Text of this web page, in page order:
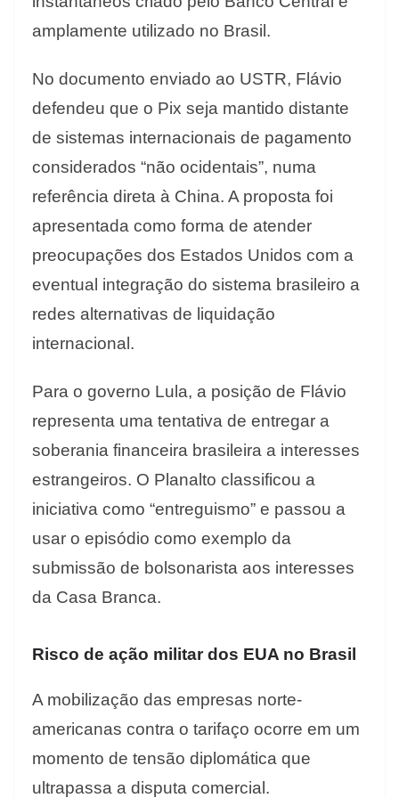
amplamente utilizado no Brasil.
No documento enviado ao USTR, Flávio
defendeu que o Pix seja mantido distante
de sistemas internacionais de pagamento
considerados “não ocidentais”, numa
referência direta à China. A proposta foi
apresentada como forma de atender
preocupações dos Estados Unidos com a
eventual integração do sistema brasileiro a
redes alternativas de liquidação
internacional.
Para o governo Lula, a posição de Flávio
representa uma tentativa de entregar a
soberania financeira brasileira a interesses
estrangeiros. O Planalto classificou a
iniciativa como “entreguismo” e passou a
usar o episódio como exemplo da
submissão de bolsonarista aos interesses
da Casa Branca.
Risco de ação militar dos EUA no Brasil
A mobilização das empresas norte-
americanas contra o tarifaço ocorre em um
momento de tensão diplomática que
ultrapassa a disputa comercial.